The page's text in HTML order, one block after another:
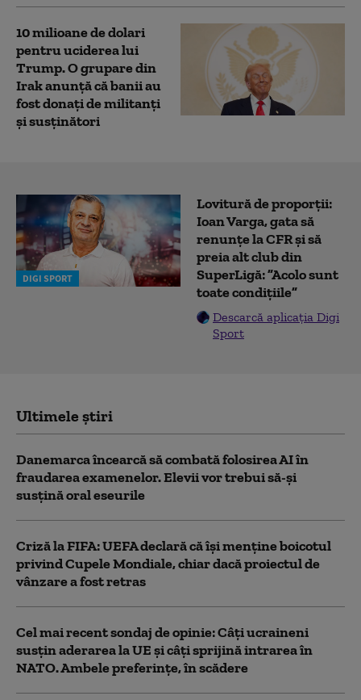
10 milioane de dolari
pentru uciderea lui
Trump. O grupare din
Irak anunță că banii au
fost donați de militanți
și susținători
DIGI SPORT
Lovitură de proporții:
Ioan Varga, gata să
renunțe la CFR și să
preia alt club din
SuperLigă: ”Acolo sunt
toate condițiile”
Descarcă aplicația Digi
Sport
Ultimele știri
Danemarca încearcă să combată folosirea AI în
fraudarea examenelor. Elevii vor trebui să-şi
susţină oral eseurile
Criză la FIFA: UEFA declară că îşi menţine boicotul
privind Cupele Mondiale, chiar dacă proiectul de
vânzare a fost retras
Cel mai recent sondaj de opinie: Câți ucraineni
susțin aderarea la UE și câți sprijină intrarea în
NATO. Ambele preferințe, în scădere